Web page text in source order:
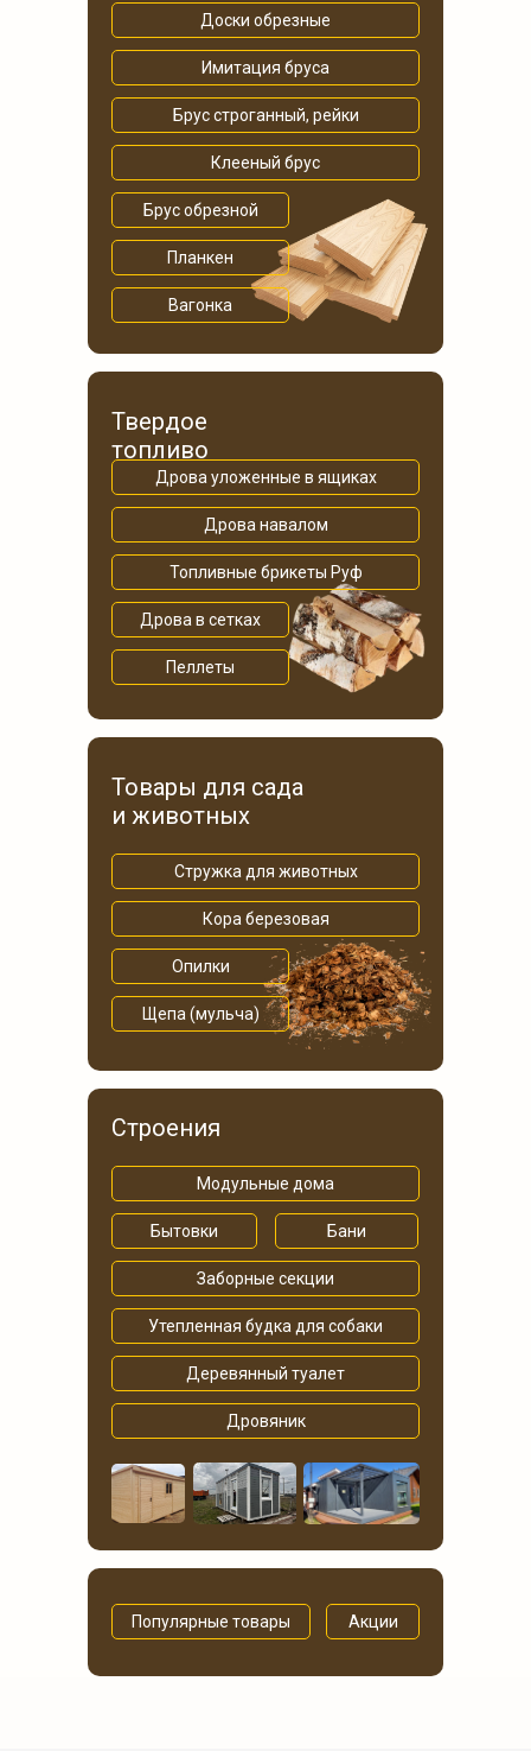
Доски обрезные
Имитация бруса
Брус строганный, рейки
Клееный брус
Брус обрезной
Планкен
Вагонка
Твердое
топливо
Дрова уложенные в ящиках
Дрова в сетках
Топливные брикеты Руф
Дрова навалом
Пеллеты
Товары для сада
и животных
Опилки
Стружка для животных
Щепа (мульча)
Кора березовая
Популярные товары Акции
Утепленная будка для собаки
Заборные секции
Дровяник
Деревянный туалет
Модульные дома
Бани
Бытовки
Строения